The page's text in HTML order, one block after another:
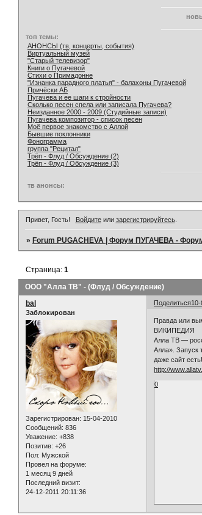
топ темы:
АНОНСЫ (тв, концерты, события)
Виртуальный музей
"Старый телевизор"
Книги о Пугачевой
Стихи о Примадонне
"Изнанка парадного платья" - балахоны Пугачевой
Причёски АБ
Пугачева и ее шаги к стройности
Сколько песен спела или записала Пугачева?
Неизданное 2000 - 2009 (Студийные записи)
Пугачева композитор - список песен
Моё первое знакомство с Аллой
Бывшие поклонники
Фонограмма
группа "Рецитал"
Трёп - Флуд / Обсуждение (2)
Трёп - Флуд / Обсуждение (3)
тв анонсы:
Привет, Гость! Войдитеили зарегистрируйтесь.
»Forum PUGACHEVA | Форум ПУГАЧЕВА -
ООО "Алла ТВ" - (Флуд / Обсуждение)
Страница:1
Поделиться
bal
Заблокирован
Зарегистрирован: 15-04-2010
Сообщений: 836
Уважение: +838
Позитив: +26
Пол: Мужской
Провел на форуме:
1 месяц 9 дней
Последний визит:
24-12-2011 20:11:36
Правда или
ВИКИПЕДИЯ
Алла ТВ —
Алла». Запуск
даже сайт есть!
http://
0